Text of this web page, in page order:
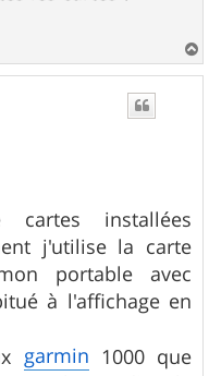
a
u
installées
j'utilise la carte
portable avec
à l'affichage en
garmin 1000 que